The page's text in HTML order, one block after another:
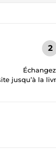
jusqu’à la